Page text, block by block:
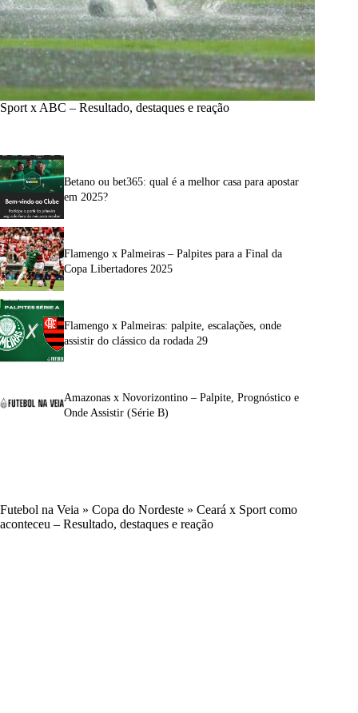
Sport x ABC – Resultado, destaques e reação
Betano ou bet365: qual é a melhor casa para apostar
em 2025?
Flamengo x Palmeiras – Palpites para a Final da
Copa Libertadores 2025
Flamengo x Palmeiras: palpite, escalações, onde
assistir do clássico da rodada 29
Amazonas x Novorizontino – Palpite, Prognóstico e
Onde Assistir (Série B)
Futebol na Veia » Copa do Nordeste » Ceará x Sport como
aconteceu – Resultado, destaques e reação